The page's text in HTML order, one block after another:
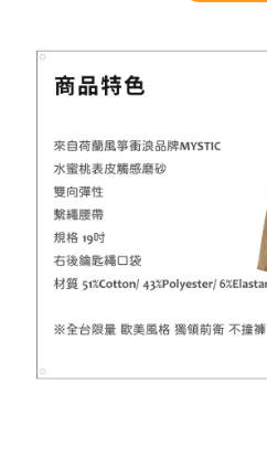
【MYSTIC】潮流T恤
NT$ 899